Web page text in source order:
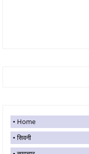
Home
सिवनी